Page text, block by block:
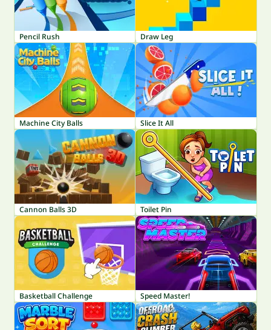
Pencil Rush Draw Leg
Machine City Balls Slice It All
Cannon Balls 3D Toilet Pin
Basketball Challenge Speed Master!